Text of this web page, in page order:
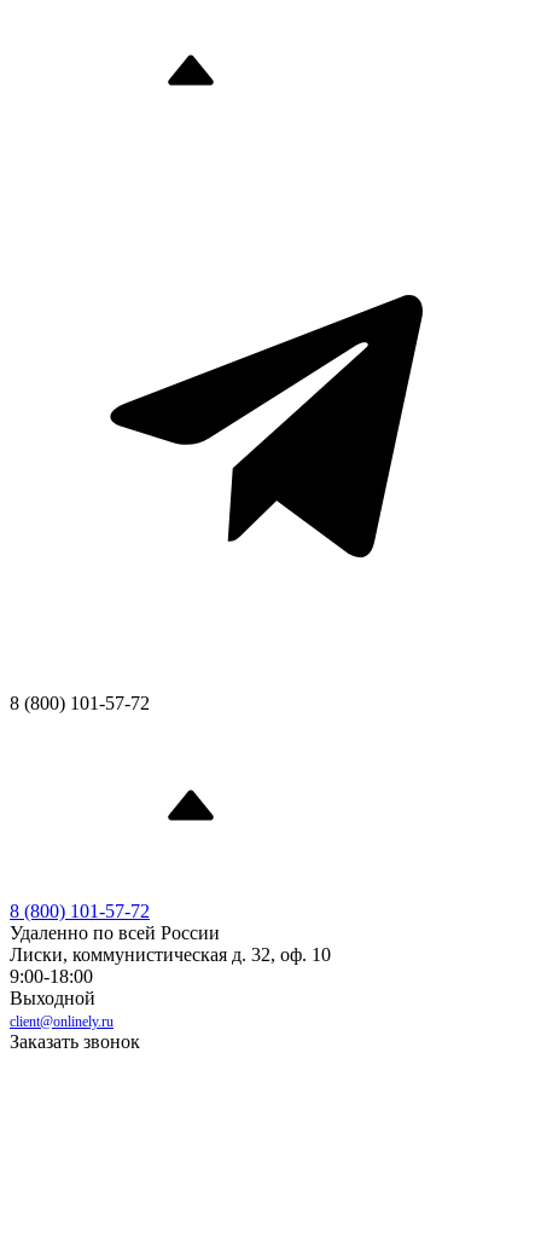
8 (800) 101-57-72
8 (800) 101-57-72
Удаленно по всей России
Лиски, коммунистическая д. 32, оф. 10
9:00-18:00
Выходной
client@onlinely.ru
Заказать звонок